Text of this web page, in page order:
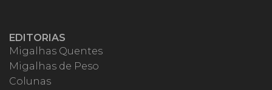
EDITORIAS
Migalhas Quentes
Migalhas de Peso
Colunas